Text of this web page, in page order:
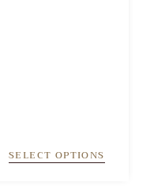
SELECT OPTIONS